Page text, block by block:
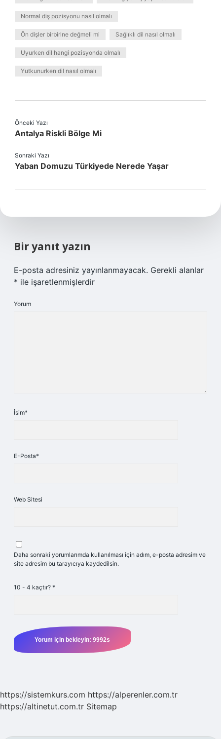
Normal diş pozisyonu nasıl olmalı
Ön dişler birbirine değmeli mi Sağlıklı dil nasıl olmalı
Uyurken dil hangi pozisyonda olmalı
Yutkunurken dil nasıl olmalı
Önceki Yazı
Antalya Riskli Bölge Mi
Sonraki Yazı
Yaban Domuzu Türkiyede Nerede Yaşar
Bir yanıt yazın
E-posta adresiniz yayınlanmayacak. Gerekli alanlar
* ile işaretlenmişlerdir
Yorum
İsim*
E-Posta*
Web Sitesi
Daha sonraki yorumlarımda kullanılması için adım, e-posta adresim ve
site adresim bu tarayıcıya kaydedilsin.
10 - 4 kaçtır? *
https://sistemkurs.com https://alperenler.com.tr
https://altinetut.com.tr Sitemap